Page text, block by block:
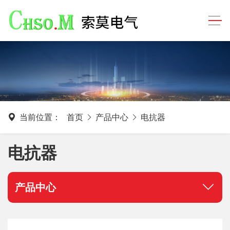
当前位置： 首页 产品中心 电抗器
电抗器
产品中心